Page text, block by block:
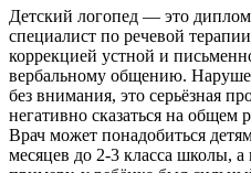
Детский логопед — это
специалист по речевой
коррекцией устной и
вербальному общению.
без внимания, это серьёзная
негативно сказаться на общем
Врач может понадобиться
месяцев до 2-3 класса школы,